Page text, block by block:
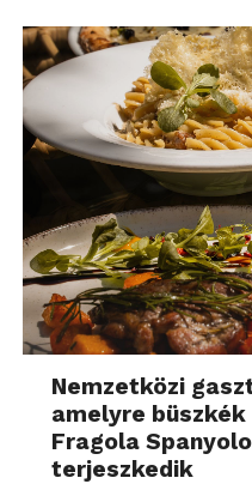
Nemzetközi
amelyre
Fragola
terjeszkedik